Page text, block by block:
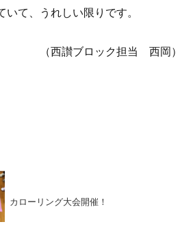
いて、うれしい限りです。
（西讃ブロック担当 西岡）
カローリング大会開催！